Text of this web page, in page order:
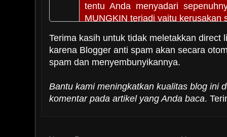
tentu Anda menyadari
MUNGKIN terjadi yaitu kerusakan
Dalam kasus ini Anda bukan
partisi namun sekurangnya dua
harus dikurangi kapasitasnya
partisi ini harus dalam kondisi
dengan /dev/sda2) dan tidak
Terima kasih untuk tidak meletakkan direct
karena Blogger anti spam akan secara
spam dan menyembunyikannya.
Bantu kami meningkatkan kualitas blog ini
komentar pada artikel yang Anda baca.